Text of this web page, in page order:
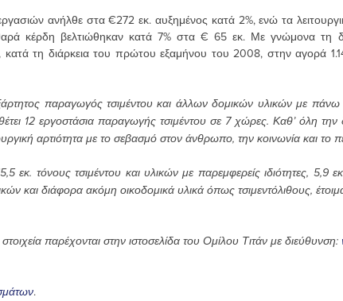
ανήλθε στα €272 εκ. αυξημένος κατά 2%, ενώ τα
κέρδη βελτιώθηκαν κατά 7% στα € 65 εκ. Με γνώμονα τη
τη διάρκεια του πρώτου εξαμήνου του 2008, στην αγορά
παραγωγός τσιμέντου και άλλων δομικών υλικών με πάνω
12 εργοστάσια παραγωγής τσιμέντου σε 7 χώρες. Καθ’ όλη την
αρτιότητα με το σεβασμό στον άνθρωπο, την κοινωνία και το
τόνους τσιμέντου και υλικών με παρεμφερείς ιδιότητες, 5,9
και διάφορα ακόμη οικοδομικά υλικά όπως τσιμεντόλιθους,
παρέχονται στην ιστοσελίδα του Ομίλου Τιτάν με διεύθυνση:
.